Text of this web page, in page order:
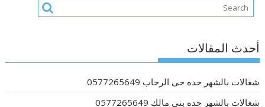
أحدث المقالات
شغالات بالشهر جده حى الرحاب 0577265649
شغالات بالشهر جده بني مالك 0577265649